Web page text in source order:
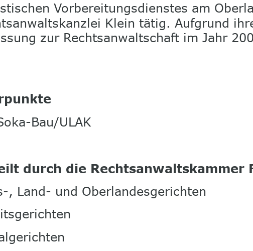
Vorbereitungsdienstes am
Klein tätig. Aufgrund
zur Rechtsanwaltschaft im Jahr
Bau/ULAK
durch die Rechtsanwaltskammer
, Land- und Oberlandesgerichten